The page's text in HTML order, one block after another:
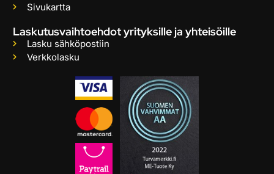
Sivukartta
Laskutusvaihtoehdot yrityksille ja yhteisöille
Lasku sähköpostiin
Verkkolasku